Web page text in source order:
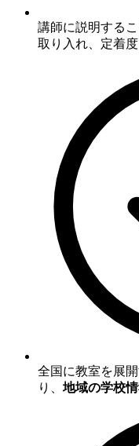
講師に説明する
取り入れ、定着
全国に教室を展
り、 地域の学校